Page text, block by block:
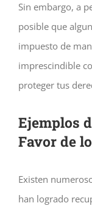
Sin embargo, a
posible que
impuesto de
imprescindible
proteger tus
Ejemplos
Favor de
Existen
han logrado